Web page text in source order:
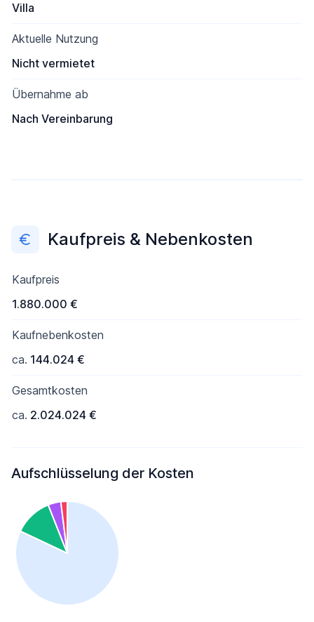
Villa
Aktuelle Nutzung
Nicht vermietet
Übernahme ab
Nach Vereinbarung
Kaufpreis & Nebenkosten
Kaufpreis
1.880.000 €
Kaufnebenkosten
ca. 144.024 €
Gesamtkosten
ca. 2.024.024 €
Aufschlüsselung der Kosten